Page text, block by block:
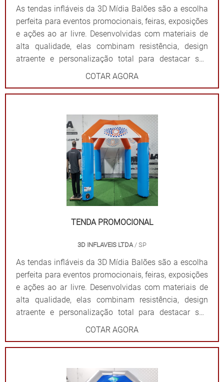
funcionalidade e impacto visual!
As tendas infláveis da 3D Mídia Balões são a escolha
perfeita para eventos promocionais, feiras, exposições
e ações ao ar livre. Desenvolvidas com materiais de
alta qualidade, elas combinam resistência, design
atraente e personalização total para destacar sua
marca de forma impactante. Cada tenda é projetada
ampla visibilidade com cores vibrantes e áreas
mensagem. Além de proteger contra sol ou chuva,
elas criam um ponto de referência visual que atrai o
público e fortalece sua presença em qualquer evento.
Por que escolher as tendas infláveis da 3D Mídia
impressões exclusivas. Praticidade: Fácil transporte,
montagem e desmontagem. Durabilidade: Feitas com
materiais resistentes para uso frequente. Impacto
visual: Garantem destaque em meio a qualquer
inesquecível com uma solução que combina
funcionalidade e impacto visual!
COTAR AGORA
TENDA PROMOCIONAL
3D INFLAVEIS LTDA/ SP
As tendas infláveis da 3D Mídia Balões são a escolha
perfeita para eventos promocionais, feiras, exposições
e ações ao ar livre. Desenvolvidas com materiais de
alta qualidade, elas combinam resistência, design
atraente e personalização total para destacar sua
marca de forma impactante. Cada tenda é projetada
ampla visibilidade com cores vibrantes e áreas
mensagem. Além de proteger contra sol ou chuva,
COTAR AGORA